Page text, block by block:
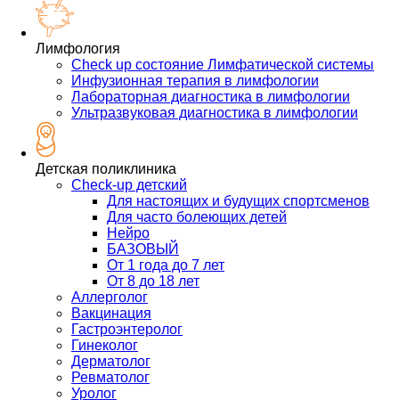
Лимфология
Check up состояние Лимфатической системы
Инфузионная терапия в лимфологии
Лабораторная диагностика в лимфологии
Ультразвуковая диагностика в лимфологии
Детская поликлиника
Check-up детский
Для настоящих и будущих спортсменов
Для часто болеющих детей
Нейро
БАЗОВЫЙ
От 1 года до 7 лет
От 8 до 18 лет
Аллерголог
Вакцинация
Гастроэнтеролог
Гинеколог
Дерматолог
Ревматолог
Уролог